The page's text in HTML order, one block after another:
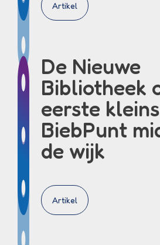
Artikel
De Nieuwe
Bibliotheek
eerste
BiebPunt
de wijk
Artikel